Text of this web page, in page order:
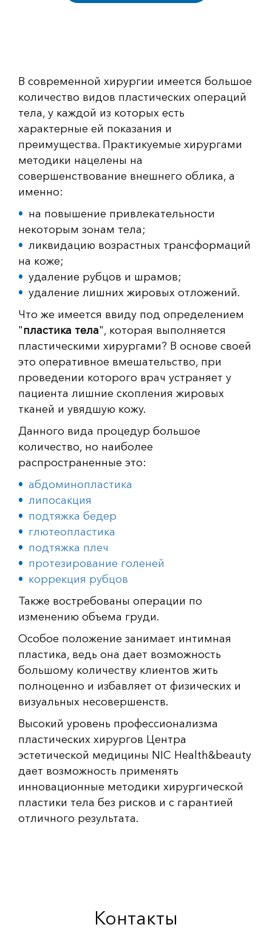
В современной хирургии имеется большое
количество видов пластических операций
тела, у каждой из которых есть
характерные ей показания и
преимущества. Практикуемые хирургами
методики нацелены на
совершенствование внешнего облика, а
именно:
на повышение привлекательности
некоторым зонам тела;
ликвидацию возрастных трансформаций
на коже;
удаление рубцов и шрамов;
удаление лишних жировых отложений.
Что же имеется ввиду под определением
"пластика тела", которая выполняется
пластическими хирургами? В основе своей
это оперативное вмешательство, при
проведении которого врач устраняет у
пациента лишние скопления жировых
тканей и увядшую кожу.
Данного вида процедур большое
количество, но наиболее
распространенные это:
абдоминопластика
липосакция
подтяжка бедер
глютеопластика
подтяжка плеч
протезирование голеней
коррекция рубцов
Также востребованы операции по
изменению объема груди.
Особое положение занимает интимная
пластика, ведь она дает возможность
большому количеству клиентов жить
полноценно и избавляет от физических и
визуальных несовершенств.
Высокий уровень профессионализма
пластических хирургов Центра
эстетической медицины NIC Health&beauty
дает возможность применять
инновационные методики хирургической
пластики тела без рисков и с гарантией
отличного результата.
Контакты